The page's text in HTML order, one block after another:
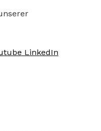
LinkedIn